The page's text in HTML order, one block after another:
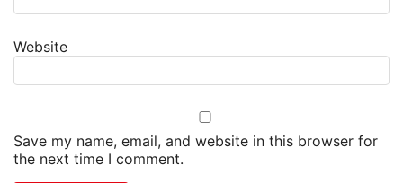
Website
Save my name, email, and website in this browser for
the next time I comment.